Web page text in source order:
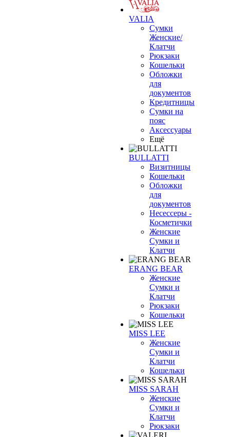
VALIA
Сумки
Женские/
Клатчи
Рюкзаки
Кошельки
Обложки
для
документов
Кредитницы
Сумки на
пояс
Аксессуары
Ещё
BULLATTI
Визитницы
Кошельки
Обложки
для
документов
Несессеры -
Косметички
Женские
Сумки и
Клатчи
ERANG BEAR
Женские
Сумки и
Клатчи
Рюкзаки
Кошельки
MISS LEE
Женские
Сумки и
Клатчи
Кошельки
MISS SARAH
Женские
Сумки и
Клатчи
Рюкзаки